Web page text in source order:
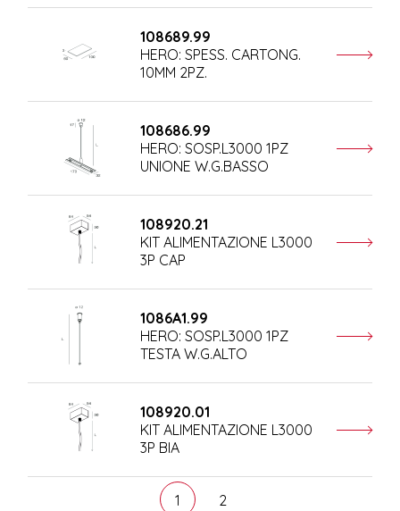
108689.99
HERO: SPESS. CARTONG.
10MM 2PZ.
108686.99
HERO: SOSP.L3000 1PZ
UNIONE W.G.BASSO
108920.21
KIT ALIMENTAZIONE L3000
3P CAP
1086A1.99
HERO: SOSP.L3000 1PZ
TESTA W.G.ALTO
108920.01
KIT ALIMENTAZIONE L3000
3P BIA
1 2